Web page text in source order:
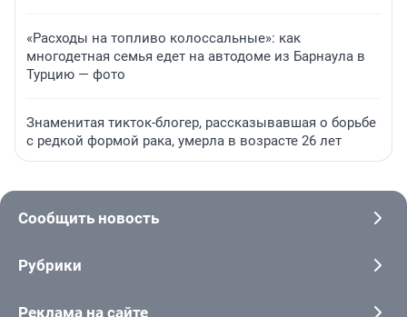
«Расходы на топливо колоссальные»: как
многодетная семья едет на автодоме из Барнаула в
Турцию — фото
Знаменитая тикток-блогер, рассказывавшая о борьбе
с редкой формой рака, умерла в возрасте 26 лет
Сообщить новость
Рубрики
Реклама на сайте